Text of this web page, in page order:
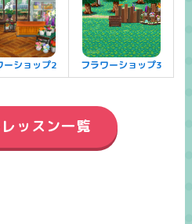
ーショップ2 フラワーショップ3
ッスン一覧